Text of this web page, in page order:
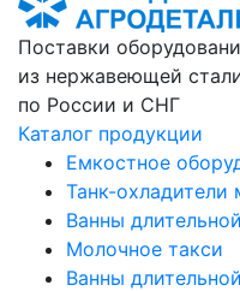
Поставки
из нержавеющей
по России и СНГ
Каталог продукции
Емкостное
Танк-охладители
Ванны
Молочное такси
Ванны